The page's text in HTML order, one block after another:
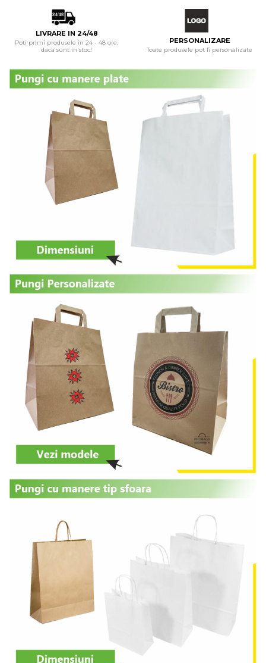
LIVRARE IN 24/48
Poti primi produsele in 24 - 48 ore,
daca sunt in stoc!
PERSONALIZARE
Toate produsele pot fi personalizate